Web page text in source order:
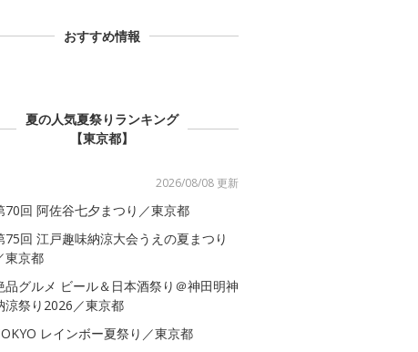
おすすめ情報
夏の人気夏祭りランキング
【東京都】
2026/08/08 更新
70回 阿佐谷七夕まつり／東京都
75回 江戸趣味納涼大会うえの夏まつり
東京都
品グルメ ビール＆日本酒祭り＠神田明神
涼祭り2026／東京都
レインボー夏祭り／東京都